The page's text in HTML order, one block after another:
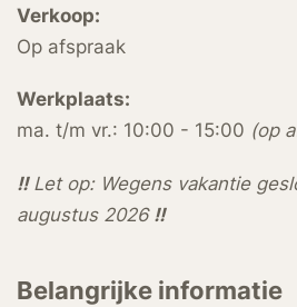
Verkoop:
Op afspraak
Werkplaats:
ma. t/m vr.: 10:00 - 15:00 (op
!!Let op: Wegens vakantie
augustus 2026 !!
Belangrijke informatie